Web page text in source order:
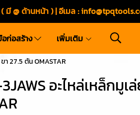
มี @ ด้านหน้า ) | อีเมล :
อก่อสร้าง เพิ่มเติม
า 27.5 ตัน OMASTAR
อะไหล่เหล็กมูเ